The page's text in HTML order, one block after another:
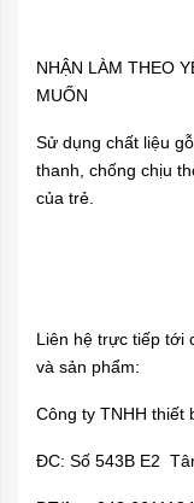
NHẬN LÀM THEO
MUỐN
Sử dụng chất liệu
thanh, chống chịu
của trẻ.
Liên hệ trực tiếp tới
và sản phẩm:
Công ty TNHH thiết
ĐC: Số 543B E2